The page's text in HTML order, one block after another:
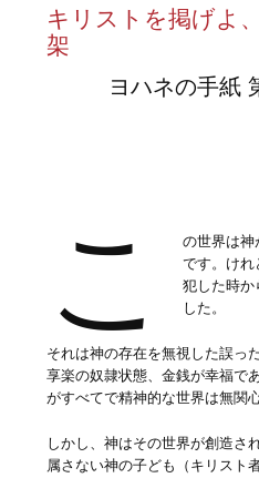
キリストを掲げよ
架
ヨハネの手紙
こ
の世界は神
です。けれ
犯した時か
した。
それは神の存在を無視した誤っ
享楽の奴隷状態、金銭が幸福で
がすべてで精神的な世界は無関
しかし、神はその世界が創造さ
属さない神の子ども（キリスト